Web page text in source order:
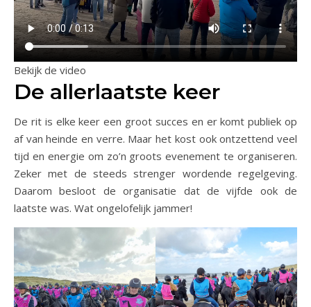
Bekijk de video
De allerlaatste keer
De rit is elke keer een groot succes en er komt publiek op
af van heinde en verre. Maar het kost ook ontzettend veel
tijd en energie om zo’n groots evenement te organiseren.
Zeker met de steeds strenger wordende regelgeving.
Daarom besloot de organisatie dat de vijfde ook de
laatste was. Wat ongelofelijk jammer!